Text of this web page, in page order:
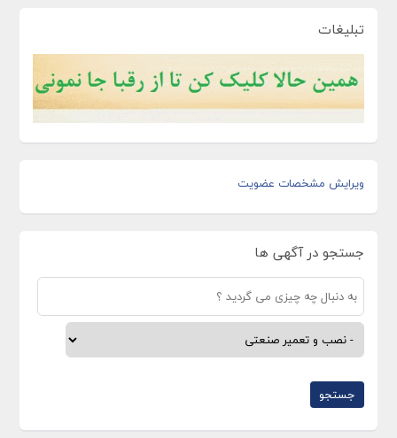
تبلیغات
ویرایش مشخصات عضویت
جستجو در آگهی ها